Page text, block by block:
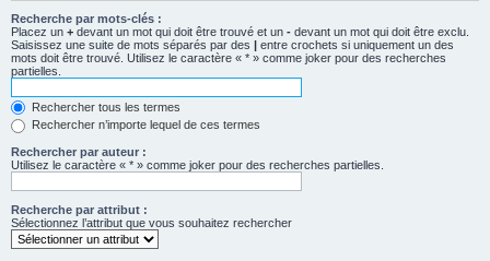
Recherche par mots-clés :
Placez un + devant un mot qui doit être trouvé et un - devant un mot qui doit être exclu.
Saisissez une suite de mots séparés par des | entre crochets si uniquement un des
mots doit être trouvé. Utilisez le caractère « * » comme joker pour des recherches
partielles.
Rechercher tous les termes
Rechercher n’importe lequel de ces termes
Rechercher par auteur :
Utilisez le caractère « * » comme joker pour des recherches partielles.
Recherche par attribut :
Sélectionnez l’attribut que vous souhaitez rechercher